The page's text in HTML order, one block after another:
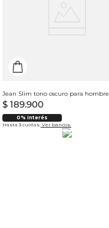
Jean Slim tono oscuro para hombre
$ 189.900
0% Interés
Hasta 3 cuotas. Ver bancos.
Faldas
Para mujer